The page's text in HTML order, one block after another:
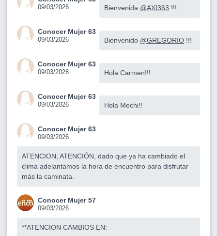
09/03/2026 Bienvenida @AXI363 !!!
Conocer Mujer 63
09/03/2026 Bienvenido @GREGORIO !!!
Conocer Mujer 63
09/03/2026 Hola Carmen!!!
Conocer Mujer 63
09/03/2026 Hola Mechi!!
Conocer Mujer 63
09/03/2026
ATENCION, ATENCIÓN, dado que ya ha cambiado el
clima adelantamos la hora de encuentro para disfrutar
más la caminata.
Conocer Mujer 57
09/03/2026
**ATENCION CAMBIOS EN: